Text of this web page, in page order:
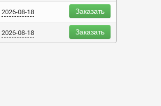
2026-08-18 Заказать
2026-08-18 Заказать